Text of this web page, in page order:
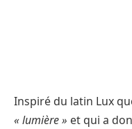
Inspiré du latin Lux
« lumière » et qui a